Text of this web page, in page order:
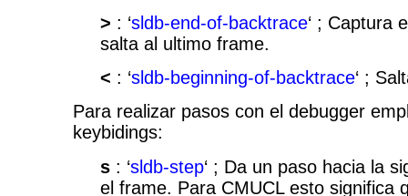
> : ‘sldb-end-of-backtrace‘ ; Captura
salta al ultimo frame.
< : ‘sldb-beginning-of-backtrace‘ ;
Para realizar pasos con el debugger
keybidings:
s : ‘sldb-step‘ ; Da un paso hacia la
el frame. Para CMUCL esto significa